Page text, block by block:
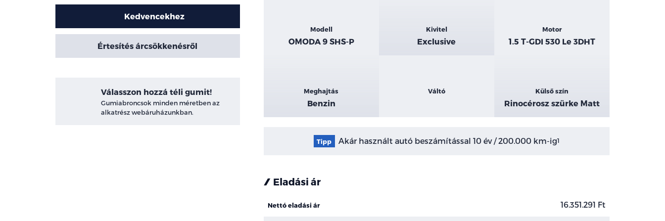
Kedvencekhez
Értesítés árcsökkenésről
Válasszon hozzá téli gumit!
Gumiabroncsok minden méretben az
alkatrész webáruházunkban.
Kiemelt
adatok
Modell
OMODA 9 SHS-P
Kivitel
Exclusive
Motor
1.5 T-GDI 530 Le 3DHT
Meghajtás
Benzin
Váltó Külső szín
Rinocérosz szürke Matt
Tipp Akár használt autó beszámítással 10 év / 200.000 km-ig1
Eladási ár
Nettó eladási ár 16.351.291 Ft